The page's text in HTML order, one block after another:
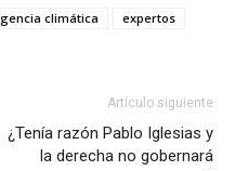
climática
expertos
Artículo siguiente
¿Tenía razón Pablo Iglesias y
la derecha no gobernará